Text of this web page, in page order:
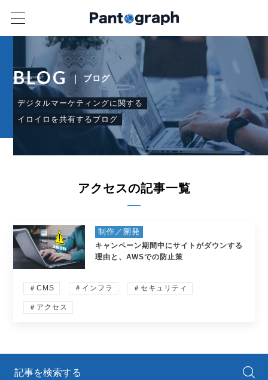
BLOG ブログ
デジタルマーケティングに関する
イロイロを共有するブログ
アクセスの記事一覧
制作／開発
キャンペーン期間中にサイトがダウンする
理由と、AWSでの防止策
＃CMS ＃インフラ ＃セキュリティ
＃アクセス